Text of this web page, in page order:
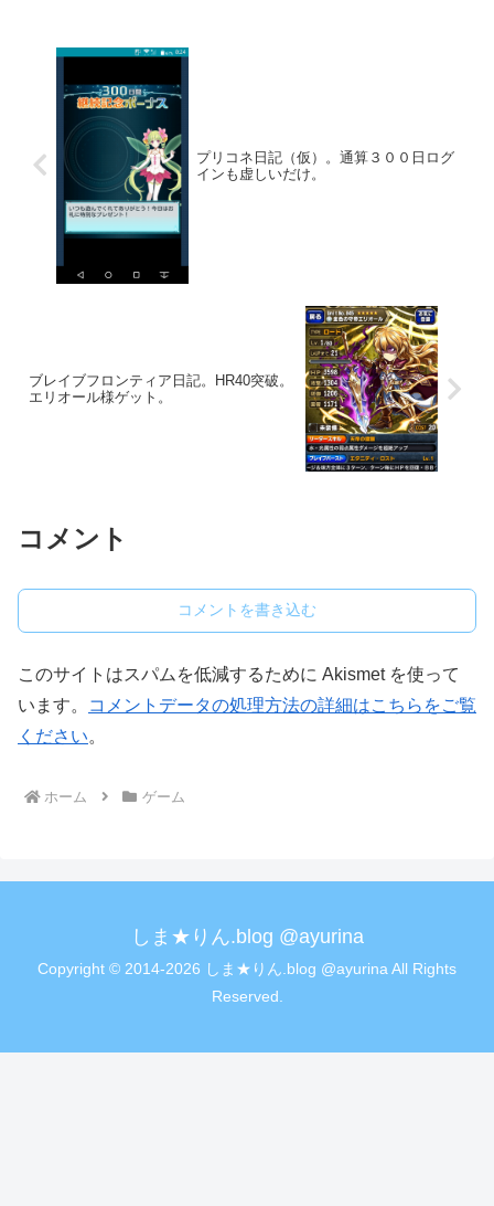
プリコネ日記（仮）。通算３００日ログ
インも虚しいだけ。
ブレイブフロンティア日記。HR40突破。
エリオール様ゲット。
コメント
コメントを書き込む
このサイトはスパムを低減するために Akismet を使って
います。
コメントデータの処理方法の詳細はこちらをご覧
ください。
ホーム ゲーム
しま★りん.blog @ayurina
Copyright © 2014-2026 しま★りん.blog @ayurina All Rights
Reserved.